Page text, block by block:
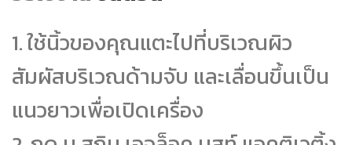
1.ใช้นิ้วของคุณแตะไปที่บริเวณผิว
สัมผัสบริเวณด้ามจับ และเลื่อนขึ้นเป็น
แนวยาวเพื่อเปิดเครื่อง